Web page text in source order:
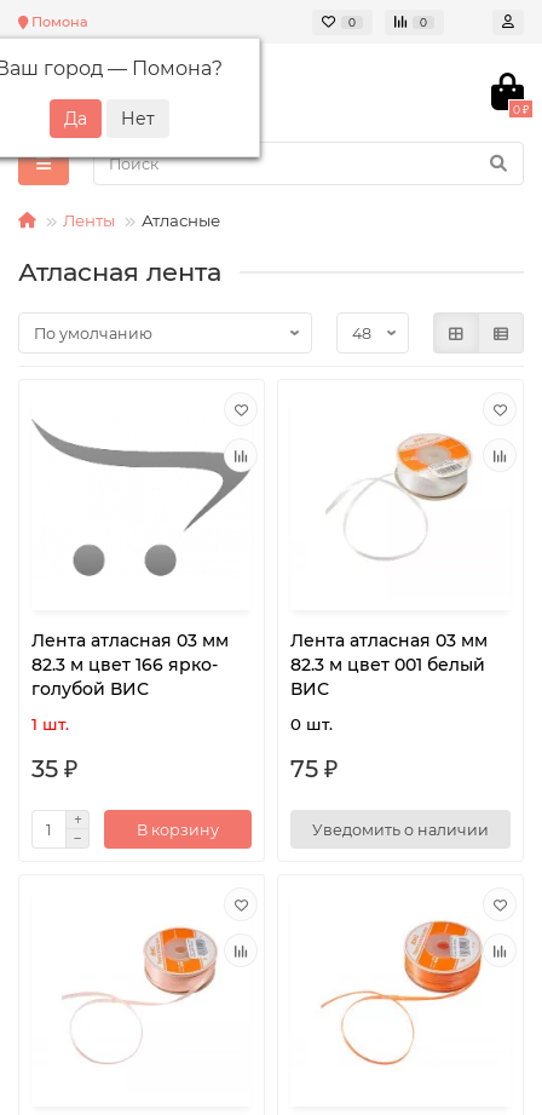
Помона
город — Помона?
0 0
0 ₽
Ленты Атласные
Атласная лента
Лента атласная 03 мм
82.3 м цвет 166 ярко-
голубой ВИС
1 шт.
35 ₽
В корзину
Лента атласная 03 мм
82.3 м цвет 001 белый
ВИС
0 шт.
75 ₽
Уведомить о наличии